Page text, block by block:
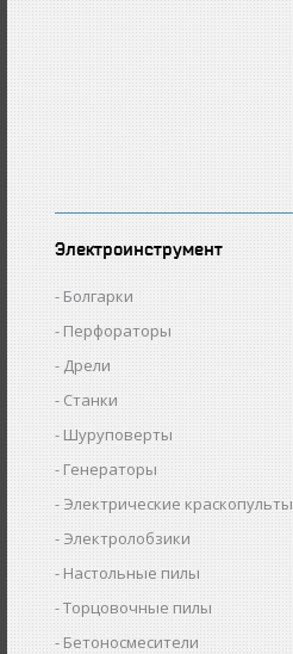
Электроинструмент
Болгарки
Перфораторы
Дрели
Станки
Шуруповерты
Генераторы
Электрические краскопульты
Электролобзики
Настольные пилы
Торцовочные пилы
Бетоносмесители